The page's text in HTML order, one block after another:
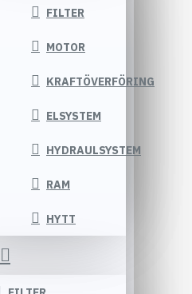
FILTER
MOTOR
KRAFTÖVERFÖRING
ELSYSTEM
HYDRAULSYSTEM
RAM
HYTT